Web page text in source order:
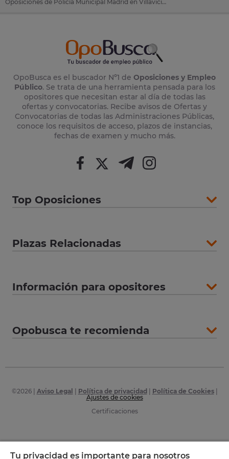
Oposiciones de Policía Municipal Madrid en Villaviciosa De Odon (Madrid)
OpoBusca es el buscador Nº1 de Oposiciones y Empleo
Público. Se trata de una herramienta pensada para los
opositores que necesitan estar al día de todas las
ofertas y convocatorias. Recibe avisos de Ofertas y
Convocatorias de todas las Administraciones Públicas,
conoce los requisitos de acceso, plazos de instancias,
fechas de examen y mucho más.
Top Oposiciones
Plazas Relacionadas
Información para opositores
Opobusca te recomienda
©2026| Aviso Legal Política de privacidad Política de Cookies|
Ajustes de cookies
Certificaciones
Tu privacidad es importante para nosotros